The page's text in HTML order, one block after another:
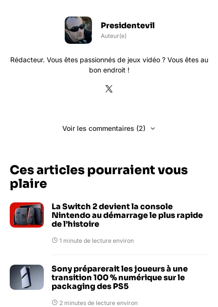
Presidentevil
Auteur(e)
Rédacteur. Vous êtes passionnés de jeux vidéo ? Vous êtes au
bon endroit !
Voir les commentaires (2)
Ces articles pourraient vous
plaire
La Switch 2 devient la console
Nintendo au démarrage le plus rapide
de l’histoire
1 minute de lecture environ
Sony préparerait les joueurs à une
transition 100 % numérique sur le
packaging des PS5
2 minutes de lecture environ